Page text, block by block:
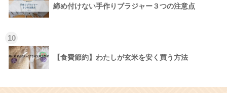
締め付けない手作りブラジャー３つの注意点
10
【食費節約】わたしが玄米を安く買う方法